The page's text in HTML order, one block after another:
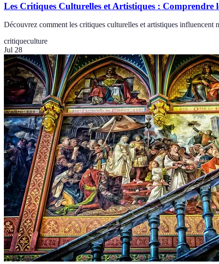
Les Critiques Culturelles et Artistiques : Comprendre
Découvrez comment les critiques culturelles et artistiques influencent
critiqueculture
Jul 28